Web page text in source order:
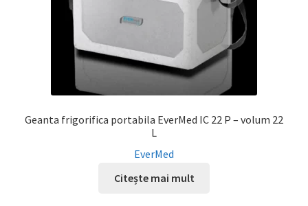
Geanta frigorifica portabila EverMed IC 22 P – volum 22
L
EverMed
Citește mai mult